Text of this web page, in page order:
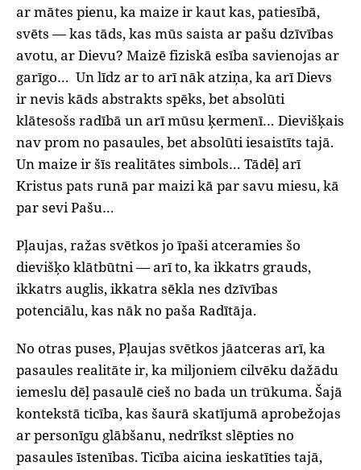
ar mātes pienu, ka maize ir kaut kas, patiesībā,
svēts — kas tāds, kas mūs saista ar pašu dzīvības
avotu, ar Dievu? Maizē fiziskā esība savienojas ar
garīgo… Un līdz ar to arī nāk atziņa, ka arī Dievs
ir nevis kāds abstrakts spēks, bet absolūti
klātesošs radībā un arī mūsu ķermenī… Dievišķais
nav prom no pasaules, bet absolūti iesaistīts tajā.
Un maize ir šīs realitātes simbols… Tādēļ arī
Kristus pats runā par maizi kā par savu miesu, kā
par sevi Pašu…
Pļaujas, ražas svētkos jo īpaši atceramies šo
dievišķo klātbūtni — arī to, ka ikkatrs grauds,
ikkatrs auglis, ikkatra sēkla nes dzīvības
potenciālu, kas nāk no paša Radītāja.
No otras puses, Pļaujas svētkos jāatceras arī, ka
pasaules realitāte ir, ka miljoniem cilvēku dažādu
iemeslu dēļ pasaulē cieš no bada un trūkuma. Šajā
kontekstā ticība, kas šaurā skatījumā aprobežojas
ar personīgu glābšanu, nedrīkst slēpties no
pasaules īstenības. Ticība aicina ieskatīties tajā,